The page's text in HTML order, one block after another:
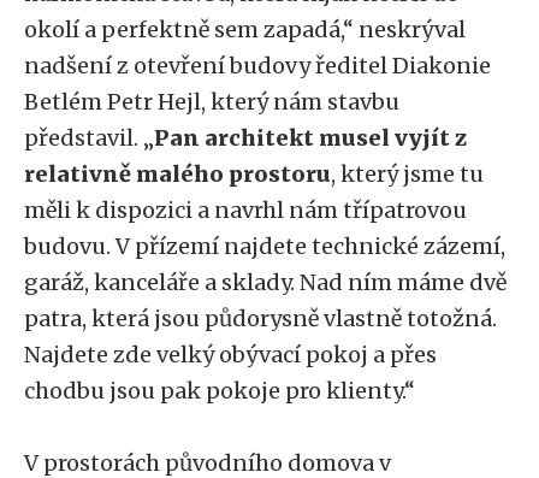
okolí a perfektně sem zapadá,“ neskrýval
nadšení z otevření budovy ředitel Diakonie
Betlém Petr Hejl, který nám stavbu
představil. „Pan architekt musel vyjít z
relativně malého prostoru, který jsme tu
měli k dispozici a navrhl nám třípatrovou
budovu. V přízemí najdete technické zázemí,
garáž, kanceláře a sklady. Nad ním máme dvě
patra, která jsou půdorysně vlastně totožná.
Najdete zde velký obývací pokoj a přes
chodbu jsou pak pokoje pro klienty.“
V prostorách původního domova v